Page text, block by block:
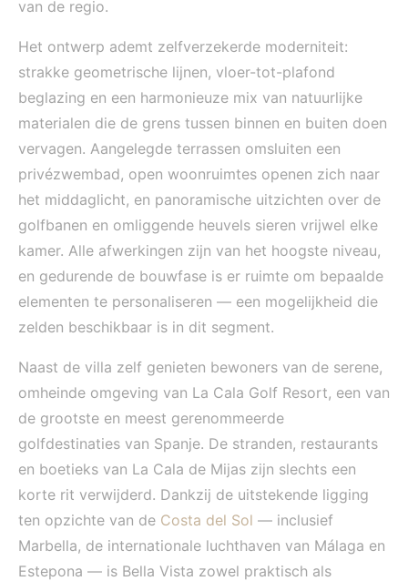
van de regio.
Het ontwerp ademt zelfverzekerde moderniteit:
strakke geometrische lijnen, vloer-tot-plafond
beglazing en een harmonieuze mix van natuurlijke
materialen die de grens tussen binnen en buiten doen
vervagen. Aangelegde terrassen omsluiten een
privézwembad, open woonruimtes openen zich naar
het middaglicht, en panoramische uitzichten over de
golfbanen en omliggende heuvels sieren vrijwel elke
kamer. Alle afwerkingen zijn van het hoogste niveau,
en gedurende de bouwfase is er ruimte om bepaalde
elementen te personaliseren — een mogelijkheid die
zelden beschikbaar is in dit segment.
Naast de villa zelf genieten bewoners van de serene,
omheinde omgeving van La Cala Golf Resort, een van
de grootste en meest gerenommeerde
golfdestinaties van Spanje. De stranden, restaurants
en boetieks van La Cala de Mijas zijn slechts een
korte rit verwijderd. Dankzij de uitstekende ligging
ten opzichte van de Costa del Sol — inclusief
Marbella, de internationale luchthaven van Málaga en
Estepona — is Bella Vista zowel praktisch als